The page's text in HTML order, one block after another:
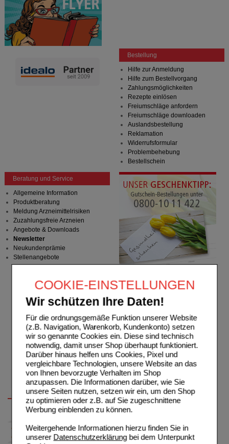
COOKIE-EINSTELLUNGEN
Wir schützen Ihre Daten!
Für die ordnungsgemäße Funktion unserer Website
(z.B. Navigation, Warenkorb, Kundenkonto) setzen
wir so genannte Cookies ein. Diese sind technisch
notwendig, damit unser Shop überhaupt funktioniert.
Darüber hinaus helfen uns Cookies, Pixel und
vergleichbare Technologien, unsere Website an das
von Ihnen bevorzugte Verhalten im Shop
anzupassen. Die Informationen darüber, wie Sie
unsere Seiten nutzen, setzen wir ein, um den Shop
zu optimieren oder z.B. auf Sie zugeschnittene
Werbung einblenden zu können.
Weitergehende Informationen hierzu finden Sie in
unserer Datenschutzerklärungbei dem Unterpunkt
Bestellung
Hilfe zur Anmeldung
Hilfe zum Bestellvorgang
Zahlungsmöglichkeiten
Rezepte einlösen
Freiumschläge anfordern
Freiumschläge downloaden
Auslandsbestellung
Reklamation
Widerrufsformular
Problembehebung
Bestellschein
Beratung und Service
Allgemeine Information
Produktberatung
Meldung Arzneimittelrisiken
Zuzahlungsfreie Arzneien
Angebote & Downloads
Newsletter
Neukundenprämie
Stellenangebote